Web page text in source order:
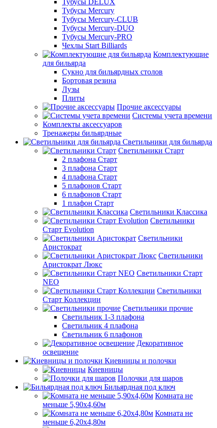
Тубусы Mercury
Тубусы Mercury-CLUB
Тубусы Mercury-DUO
Тубусы Mercury-PRO
Чехлы Start Billiards
Комплектующие
для бильярда
Сукно для бильярдных столов
Бортовая резина
Лузы
Плиты
Прочие аксессуары
Системы учета времени
Комплекты аксессуаров
Тренажеры бильярдные
Светильники для бильярда
Светильники Старт
2 плафона Старт
3 плафона Старт
4 плафона Старт
5 плафонов Старт
6 плафонов Старт
1 плафон Старт
Светильники Классика
Светильники
Старт Evolution
Светильники
Аристократ
Светильники
Аристократ Люкс
Светильники Старт
NEO
Светильники
Старт Коллекции
Светильники прочие
Светильник 1-3 плафона
Светильник 4 плафона
Светильник 6 плафонов
Декоративное
освещение
Киевницы и полочки
Киевницы
Полочки для шаров
Бильярдная под ключ
Комната не
меньше 5,90х4,60м
Комната не
меньше 6,20х4,80м